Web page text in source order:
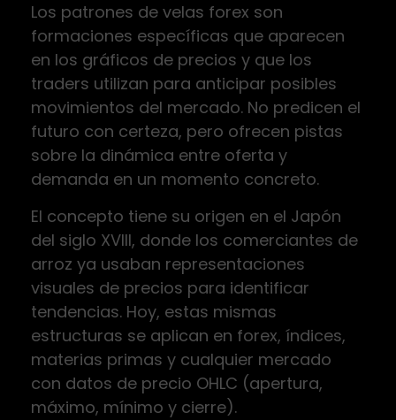
Los patrones de velas forex son
formaciones específicas que aparecen
en los gráficos de precios y que los
traders utilizan para anticipar posibles
movimientos del mercado. No predicen el
futuro con certeza, pero ofrecen pistas
sobre la dinámica entre oferta y
demanda en un momento concreto.
El concepto tiene su origen en el Japón
del siglo XVIII, donde los comerciantes de
arroz ya usaban representaciones
visuales de precios para identificar
tendencias. Hoy, estas mismas
estructuras se aplican en forex, índices,
materias primas y cualquier mercado
con datos de precio OHLC (apertura,
máximo, mínimo y cierre).